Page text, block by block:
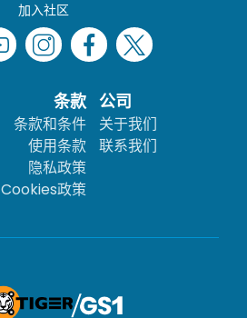
加入社区
条款
条款和条件
使用条款
隐私政策
Cookies政策
公司
关于我们
联系我们